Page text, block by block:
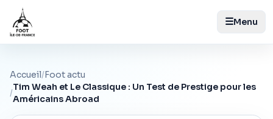
☰Menu
Accueil/Foot actu
/
Tim Weah et Le Classique : Un Test de Prestige pour les
Américains Abroad